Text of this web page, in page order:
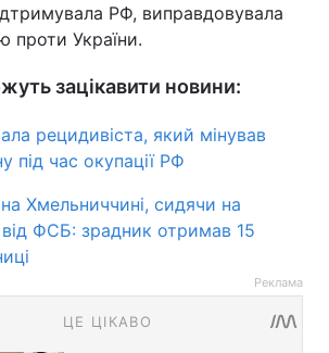
РФ, виправдовувала
проти України.
зацікавити новини:
рецидивіста, який мінував
під час окупації РФ
Хмельниччині, сидячи на
від ФСБ: зрадник отримав 15
Реклама